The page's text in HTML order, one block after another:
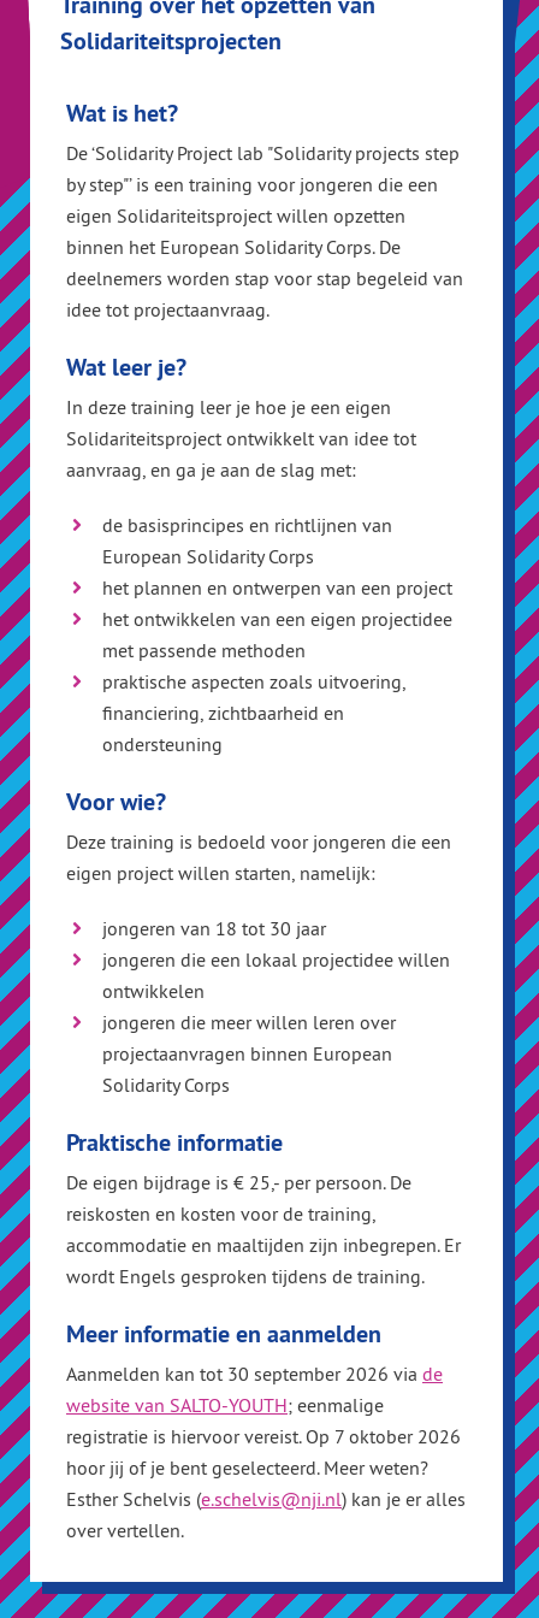
Solidariteitsprojecten
Wat is het?
De ‘Solidarity Project lab "Solidarity projects step
by step"’ is een training voor jongeren die een
eigen Solidariteitsproject willen opzetten
binnen het European Solidarity Corps. De
deelnemers worden stap voor stap begeleid van
idee tot projectaanvraag.
Wat leer je?
In deze training leer je hoe je een eigen
Solidariteitsproject ontwikkelt van idee tot
aanvraag, en ga je aan de slag met:
de basisprincipes en richtlijnen van
European Solidarity Corps
het plannen en ontwerpen van een project
het ontwikkelen van een eigen projectidee
met passende methoden
praktische aspecten zoals uitvoering,
financiering, zichtbaarheid en
ondersteuning
Voor wie?
Deze training is bedoeld voor jongeren die een
eigen project willen starten, namelijk:
jongeren van 18 tot 30 jaar
jongeren die een lokaal projectidee willen
ontwikkelen
jongeren die meer willen leren over
projectaanvragen binnen European
Solidarity Corps
Praktische informatie
De eigen bijdrage is € 25,- per persoon. De
reiskosten en kosten voor de training,
accommodatie en maaltijden zijn inbegrepen. Er
wordt Engels gesproken tijdens de training.
Meer informatie en aanmelden
Aanmelden kan tot 30 september 2026 via de
website van SALTO-YOUTH; eenmalige
registratie is hiervoor vereist. Op 7 oktober 2026
hoor jij of je bent geselecteerd. Meer weten?
Esther Schelvis (e.schelvis@nji.nl) kan je er alles
over vertellen.